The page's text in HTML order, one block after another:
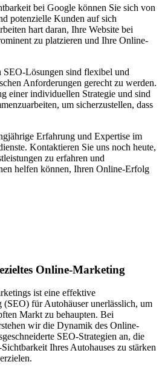
bei Google können Sie sich von
potenzielle Kunden auf sich
hart daran, Ihre Website bei
zu platzieren und Ihre Online-
SEO-Lösungen sind flexibel und
Anforderungen gerecht zu werden.
einer individuellen Strategie und sind
um sicherzustellen, dass
Erfahrung und Expertise im
Kontaktieren Sie uns noch heute,
zu erfahren und
helfen können, Ihren Online-Erfolg
Online-Marketing
ist eine effektive
(SEO) für Autohäuser unerlässlich, um
Markt zu behaupten. Bei
wir die Dynamik des Online-
SEO-Strategien an, die
Ihres Autohauses zu stärken